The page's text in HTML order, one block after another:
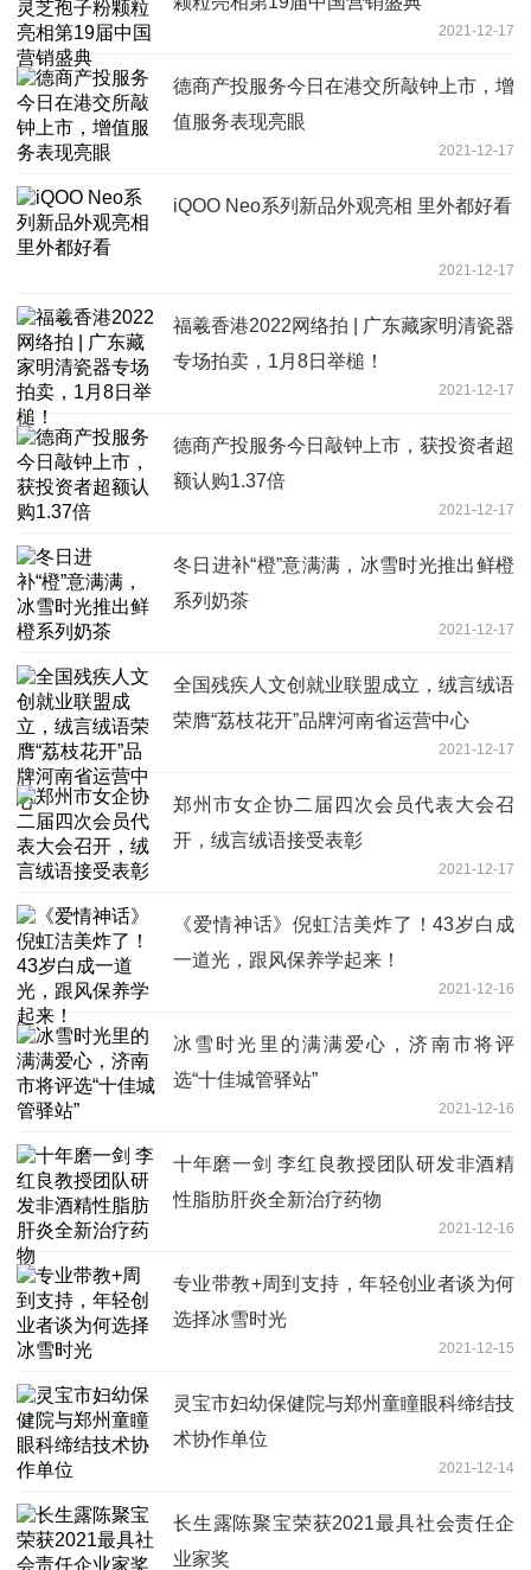
2021-12-17
德商产投服务今日在港交所敲钟上市，增
值服务表现亮眼
2021-12-17
iQOO Neo系列新品外观亮相 里外都好看
2021-12-17
福羲香港2022网络拍 | 广东藏家明清瓷器
专场拍卖，1月8日举槌！
2021-12-17
德商产投服务今日敲钟上市，获投资者超
额认购1.37倍
2021-12-17
冬日进补“橙”意满满，冰雪时光推出鲜橙
系列奶茶
2021-12-17
全国残疾人文创就业联盟成立，绒言绒语
荣膺“荔枝花开”品牌河南省运营中心
2021-12-17
郑州市女企协二届四次会员代表大会召
开，绒言绒语接受表彰
2021-12-17
《爱情神话》倪虹洁美炸了！43岁白成
一道光，跟风保养学起来！
2021-12-16
冰雪时光里的满满爱心，济南市将评
选“十佳城管驿站”
2021-12-16
十年磨一剑 李红良教授团队研发非酒精
性脂肪肝炎全新治疗药物
2021-12-16
专业带教+周到支持，年轻创业者谈为何
选择冰雪时光
2021-12-15
灵宝市妇幼保健院与郑州童瞳眼科缔结技
术协作单位
2021-12-14
长生露陈聚宝荣获2021最具社会责任企
业家奖